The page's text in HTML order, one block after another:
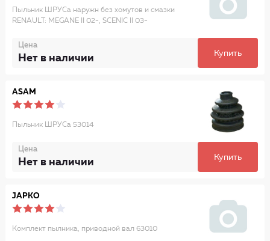
Пыльник ШРУСа наружн без хомутов и смазки
RENAULT: MEGANE II 02-, SCENIC II 03-
Цена
Нет в наличии Купить
ASAM
Пыльник ШРУСа 53014
Цена
Нет в наличии Купить
JAPKO
Комплект пылника, приводной вал 63010